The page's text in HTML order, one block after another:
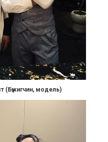
(Бүжигчин, модель)